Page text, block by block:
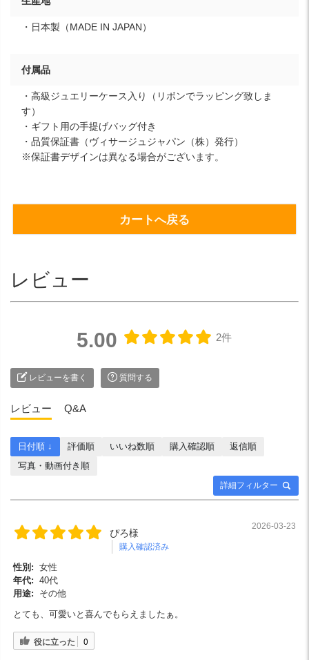
・日本製（MADE IN JAPAN）
付属品
・高級ジュエリーケース入り（リボンでラッピング致しま
す）
・ギフト用の手提げバッグ付き
・品質保証書（ヴィサージュジャパン（株）発行）
※保証書デザインは異なる場合がございます。
カートへ戻る
レビュー
5.00 2件
レビューを書く 質問する
レビュー Q&A
詳細フィルター
日付順 ↓ 評価順 いいね数順 購入確認順
返信順
写真・動画付き順
ぴろ様
購入確認済み
2026-03-23
性別: 女性
年代: 40代
用途:
その他
とても、可愛いと喜んでもらえましたぁ。
役に立った 0